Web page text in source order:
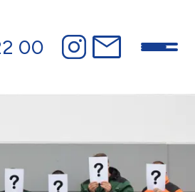
00
Sie tun können